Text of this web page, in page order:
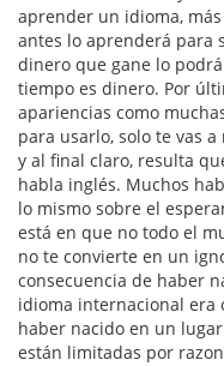
aprender un idioma,
antes lo aprenderá para
dinero que gane lo
tiempo es dinero. Por
apariencias como
para usarlo, solo te vas
y al final claro, resulta
habla inglés. Muchos
lo mismo sobre el
está en que no todo el
no te convierte en un
consecuencia de haber
idioma internacional era
haber nacido en un
están limitadas por